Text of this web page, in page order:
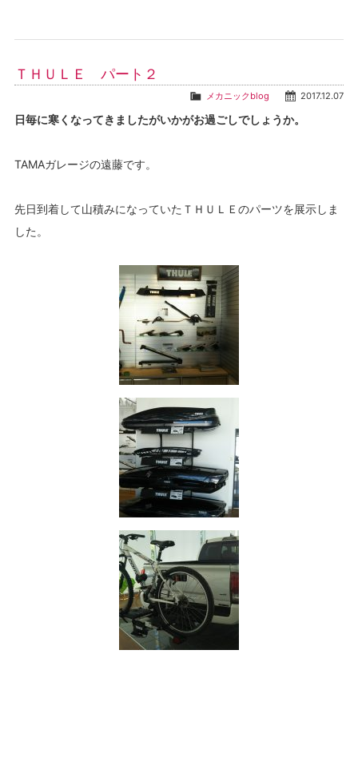
ＴＨＵＬＥ パート２
2017.12.07
メカニックblog
日毎に寒くなってきましたがいかがお過ごしでしょうか。
TAMAガレージの遠藤です。
先日到着して山積みになっていたＴＨＵＬＥのパーツを展示しま
した。